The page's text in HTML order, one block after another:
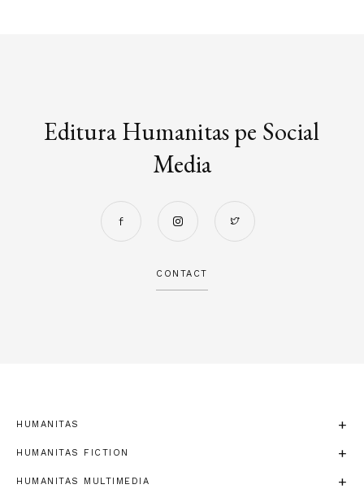
Editura Humanitas pe Social
Media
CONTACT
HUMANITAS
HUMANITAS FICTION
HUMANITAS MULTIMEDIA